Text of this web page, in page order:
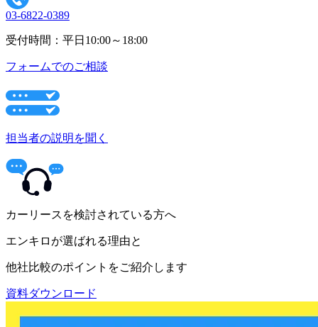
03-6822-0389
受付時間：平日10:00～18:00
フォームでのご相談
担当者の説明を聞く
カーリースを検討されている方へ
エンキロが選ばれる理由と
他社比較のポイントをご紹介します
資料ダウンロード